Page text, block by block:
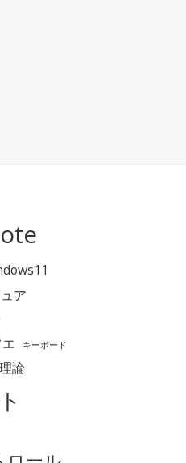
ア
キーボード
論